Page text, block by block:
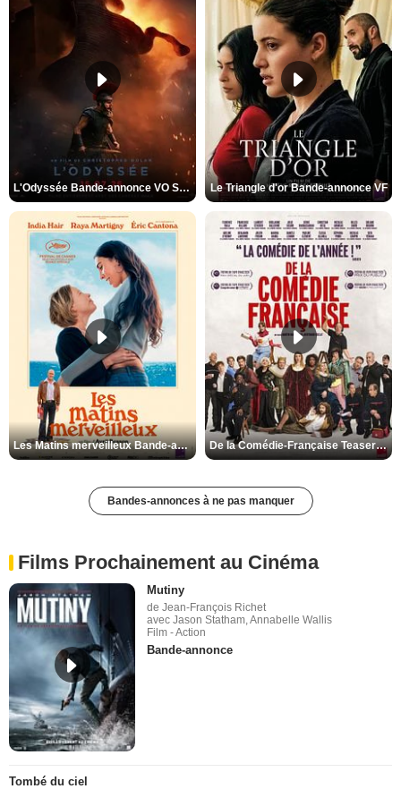
L'Odyssée Bande-annonce VO STFR Le Triangle d'or Bande-annonce VF
Les Matins merveilleux Bande-annonce VF De la Comédie-Française Teaser VF
Bandes-annonces à ne pas manquer
Films Prochainement au Cinéma
Mutiny
de Jean-François Richet
avec Jason Statham, Annabelle Wallis
Film - Action
Bande-annonce
Tombé du ciel